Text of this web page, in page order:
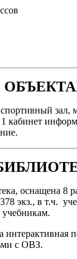
зал,
кабинет
оснащена 8
экз., в т.ч.
учебникам.
с ОВЗ.